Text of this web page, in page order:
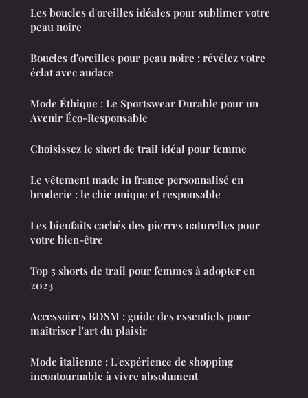
Les boucles d'oreilles idéales pour sublimer votre
peau noire
Boucles d'oreilles pour peau noire : révélez votre
éclat avec audace
Mode Éthique : Le Sportswear Durable pour un
Avenir Éco-Responsable
Choisissez le short de trail idéal pour femme
Le vêtement made in france personnalisé en
broderie : le chic unique et responsable
Les bienfaits cachés des pierres naturelles pour
votre bien-être
Top 5 shorts de trail pour femmes à adopter en
2023
Accessoires BDSM : guide des essentiels pour
maîtriser l'art du plaisir
Mode italienne : L'expérience de shopping
incontournable à vivre absolument